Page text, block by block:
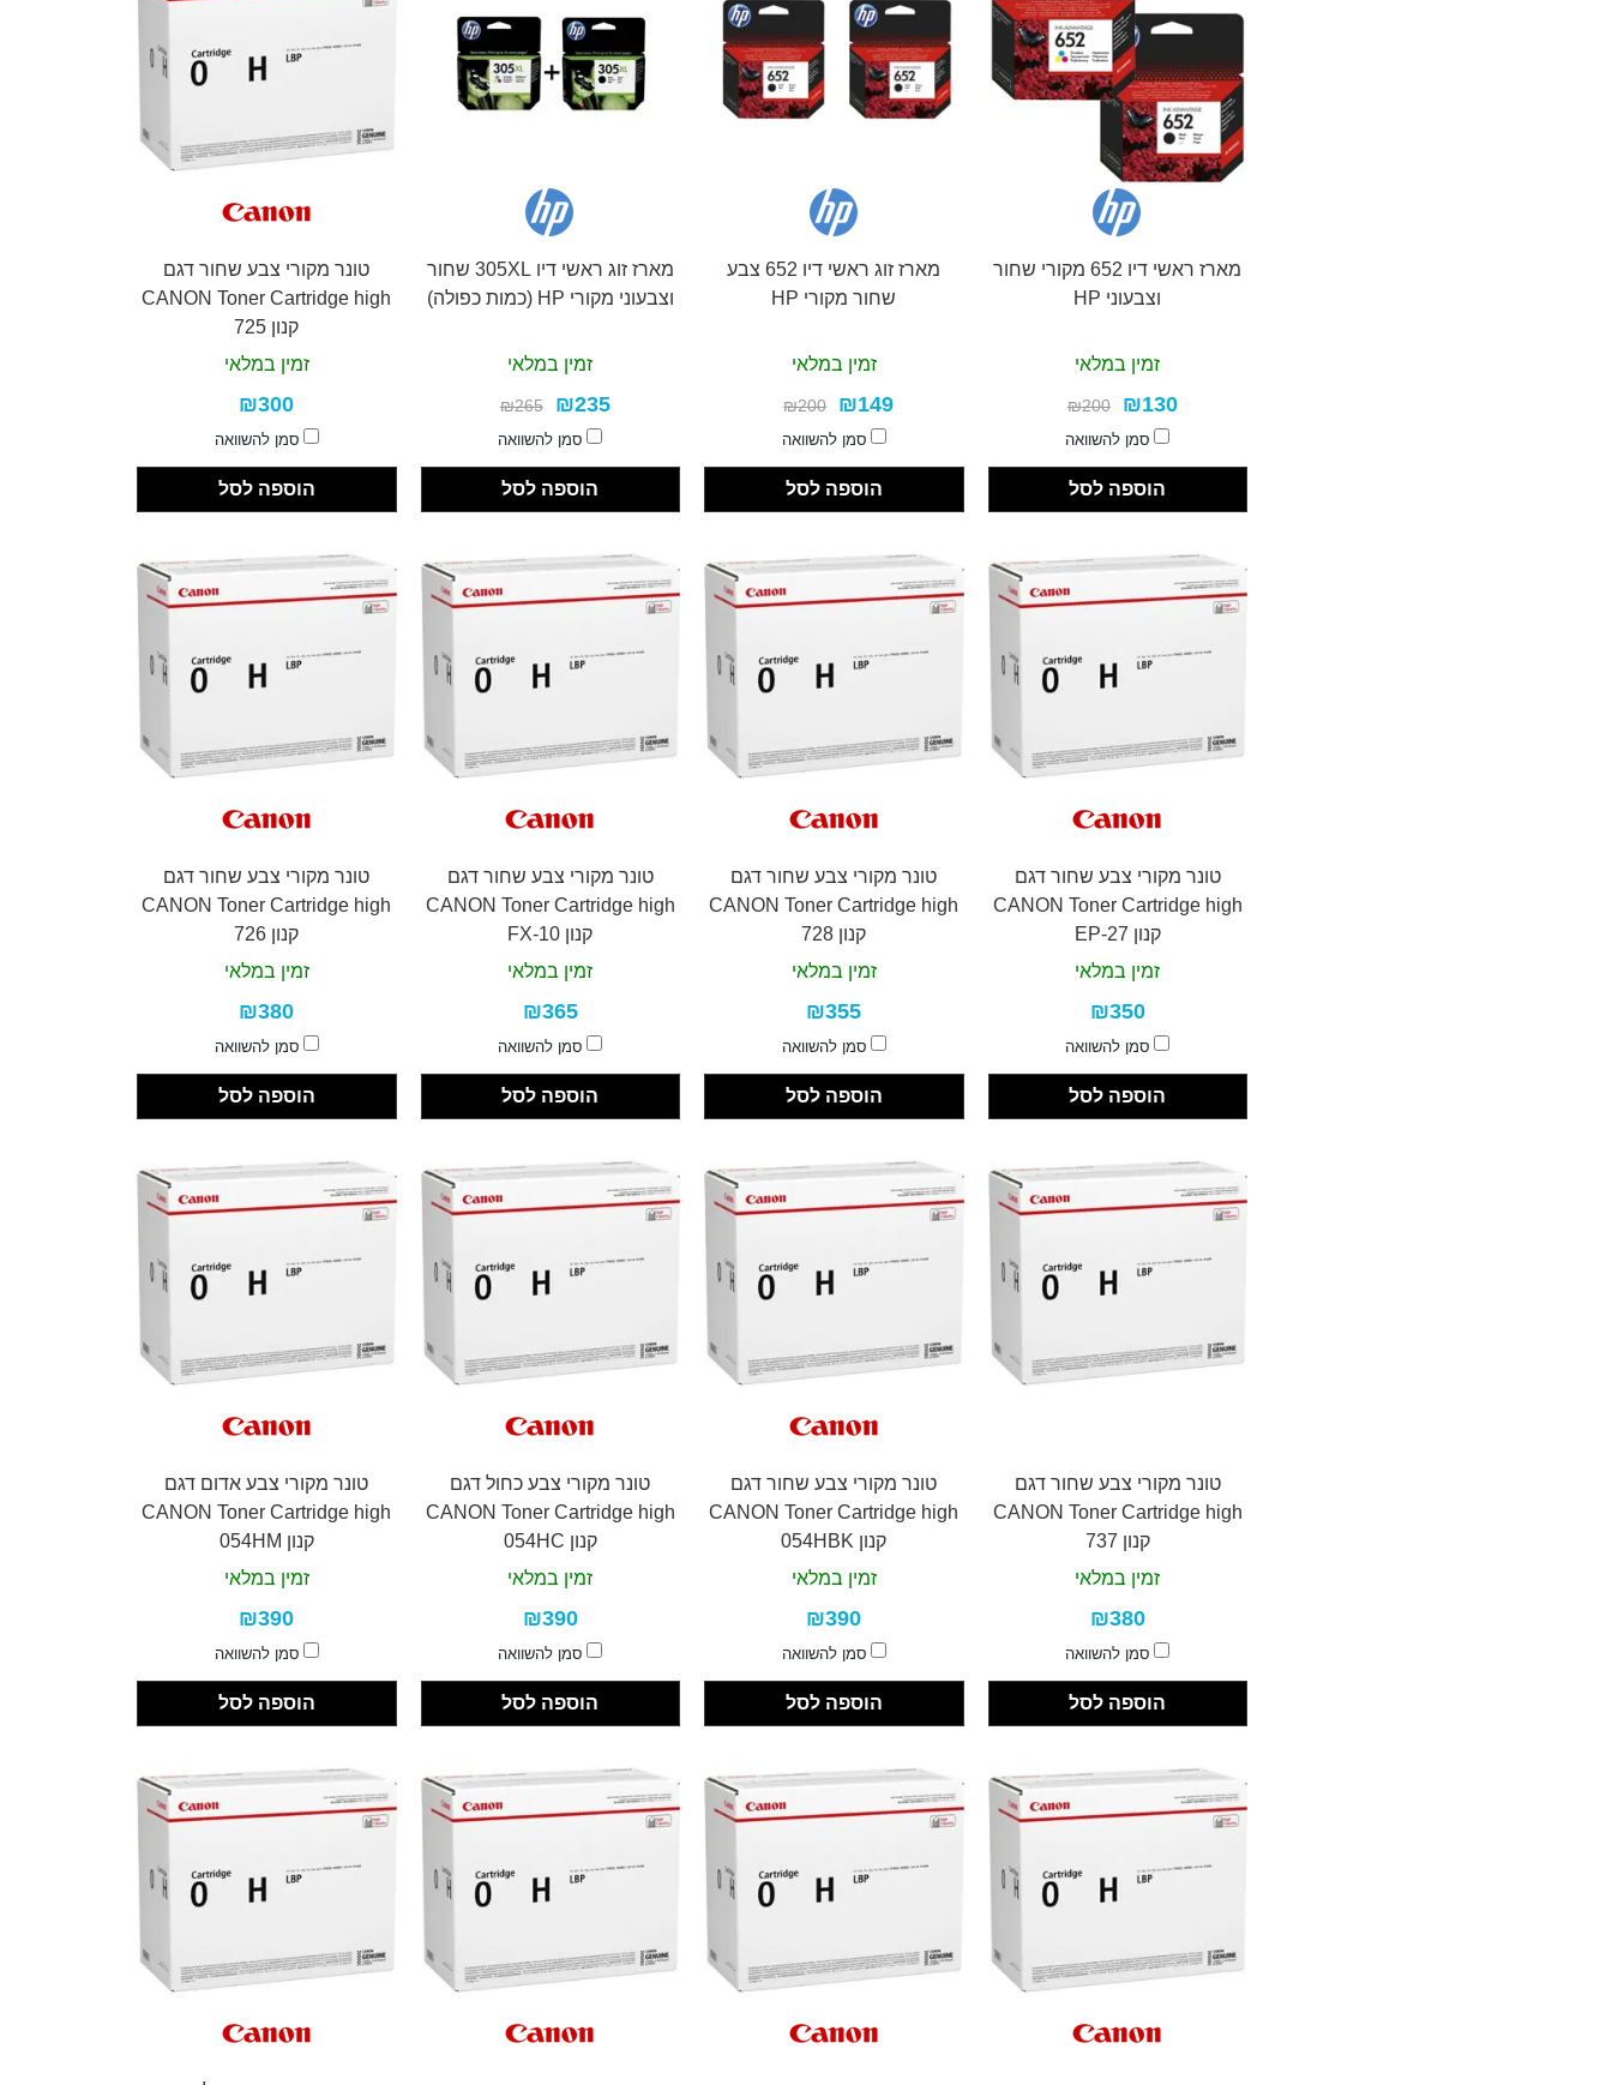
מארז ראשי דיו 652 מקורי שחור
וצבעוני HP
זמין במלאי
₪200 ₪130
סמן להשוואה
הוספה לסל
מארז זוג ראשי דיו 652 צבע
שחור מקורי HP
זמין במלאי
₪200 ₪149
סמן להשוואה
הוספה לסל
מארז זוג ראשי דיו 305XL שחור
וצבעוני מקורי HP (כמות כפולה)
זמין במלאי
₪265 ₪235
סמן להשוואה
הוספה לסל
טונר מקורי צבע שחור דגם
CANON Toner Cartridge high
קנון 725
זמין במלאי
₪300
סמן להשוואה
הוספה לסל
טונר מקורי צבע שחור דגם
CANON Toner Cartridge high
קנון EP-27
זמין במלאי
₪350
סמן להשוואה
הוספה לסל
טונר מקורי צבע שחור דגם
CANON Toner Cartridge high
קנון 728
זמין במלאי
₪355
סמן להשוואה
הוספה לסל
טונר מקורי צבע שחור דגם
CANON Toner Cartridge high
קנון FX-10
זמין במלאי
₪365
סמן להשוואה
הוספה לסל
טונר מקורי צבע שחור דגם
CANON Toner Cartridge high
קנון 726
זמין במלאי
₪380
סמן להשוואה
הוספה לסל
טונר מקורי צבע שחור דגם
CANON Toner Cartridge high
קנון 737
זמין במלאי
₪380
סמן להשוואה
הוספה לסל
טונר מקורי צבע שחור דגם
CANON Toner Cartridge high
קנון 054HBK
זמין במלאי
₪390
סמן להשוואה
הוספה לסל
טונר מקורי צבע כחול דגם
CANON Toner Cartridge high
קנון 054HC
זמין במלאי
₪390
סמן להשוואה
הוספה לסל
טונר מקורי צבע אדום דגם
CANON Toner Cartridge high
קנון 054HM
זמין במלאי
₪390
סמן להשוואה
הוספה לסל